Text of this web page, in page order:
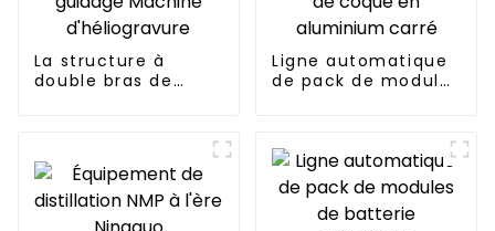
La structure à
double bras de
Ligne automatique
de pack de modules